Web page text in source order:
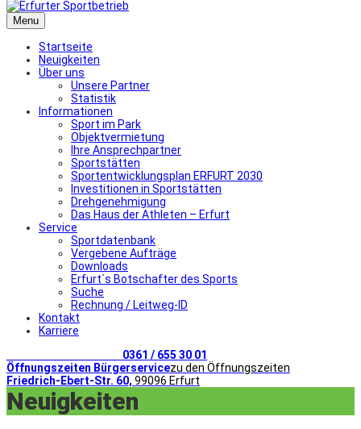
Menu
Startseite
Neuigkeiten
Über uns
Unsere Partner
Statistik
Informationen
Sport im Park
Objektvermietung
Ihre Ansprechpartner
Sportstätten
Sportentwicklungsplan ERFURT 2030
Investitionen in Sportstätten
Drehgenehmigung
Das Haus der Athleten – Erfurt
Service
Sportdatenbank
Vergebene Aufträge
Downloads
Erfurt´s Botschafter des Sports
Suche
Rechnung / Leitweg-ID
Kontakt
Karriere
0361 / 655 30 01
Öffnungszeiten Bürgerservicezu den Öffnungszeiten
Friedrich-Ebert-Str. 60, 99096 Erfurt
Neuigkeiten